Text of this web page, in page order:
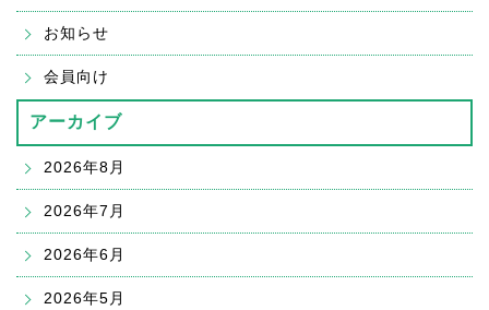
お知らせ
会員向け
アーカイブ
2026年8月
2026年7月
2026年6月
2026年5月